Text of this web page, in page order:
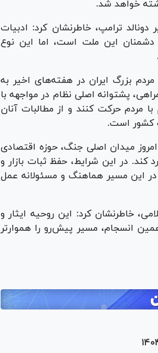
خواهد شد.
ترامپ، خاطرنشان کرد: ادبیات
دشمنان این ملت است، اما این نوع
مردم بزرگ ایران در هفته‌های اخیر به
پشتوانه اصلی نظام در مواجهه با
مردم حرکت کنند و از مطالبات آنان
کشور است.
میدان اصلی جنگ، حوزه اقتصادی
در این شرایط، حفظ ثبات بازار و
این مسیر هماهنگ و مسئولانه عمل
خاطرنشان کرد: این روحیه ایثار و
انسجام، مسیر پیش‌رو را هموارتر